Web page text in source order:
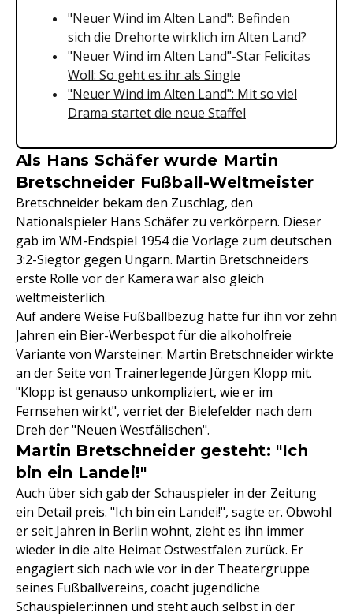
"Neuer Wind im Alten Land": Befinden
sich die Drehorte wirklich im Alten Land?
"Neuer Wind im Alten Land"-Star Felicitas
Woll: So geht es ihr als Single
"Neuer Wind im Alten Land": Mit so viel
Drama startet die neue Staffel
Als Hans Schäfer wurde Martin
Bretschneider Fußball-Weltmeister
Bretschneider bekam den Zuschlag, den
Nationalspieler Hans Schäfer zu verkörpern. Dieser
gab im WM-Endspiel 1954 die Vorlage zum deutschen
3:2-Siegtor gegen Ungarn. Martin Bretschneiders
erste Rolle vor der Kamera war also gleich
weltmeisterlich.
Auf andere Weise Fußballbezug hatte für ihn vor zehn
Jahren ein Bier-Werbespot für die alkoholfreie
Variante von Warsteiner: Martin Bretschneider wirkte
an der Seite von Trainerlegende Jürgen Klopp mit.
"Klopp ist genauso unkompliziert, wie er im
Fernsehen wirkt", verriet der Bielefelder nach dem
Dreh der "Neuen Westfälischen".
Martin Bretschneider gesteht: "Ich
bin ein Landei!"
Auch über sich gab der Schauspieler in der Zeitung
ein Detail preis. "Ich bin ein Landei!", sagte er. Obwohl
er seit Jahren in Berlin wohnt, zieht es ihn immer
wieder in die alte Heimat Ostwestfalen zurück. Er
engagiert sich nach wie vor in der Theatergruppe
seines Fußballvereins, coacht jugendliche
Schauspieler:innen und steht auch selbst in der